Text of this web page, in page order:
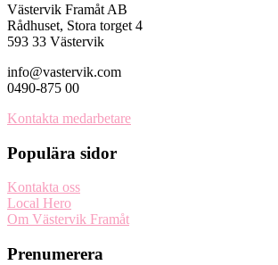
Västervik Framåt AB
Rådhuset, Stora torget 4
593 33 Västervik
info@vastervik.com
0490-875 00
Kontakta medarbetare
Populära sidor
Kontakta oss
Local Hero
Om Västervik Framåt
Prenumerera